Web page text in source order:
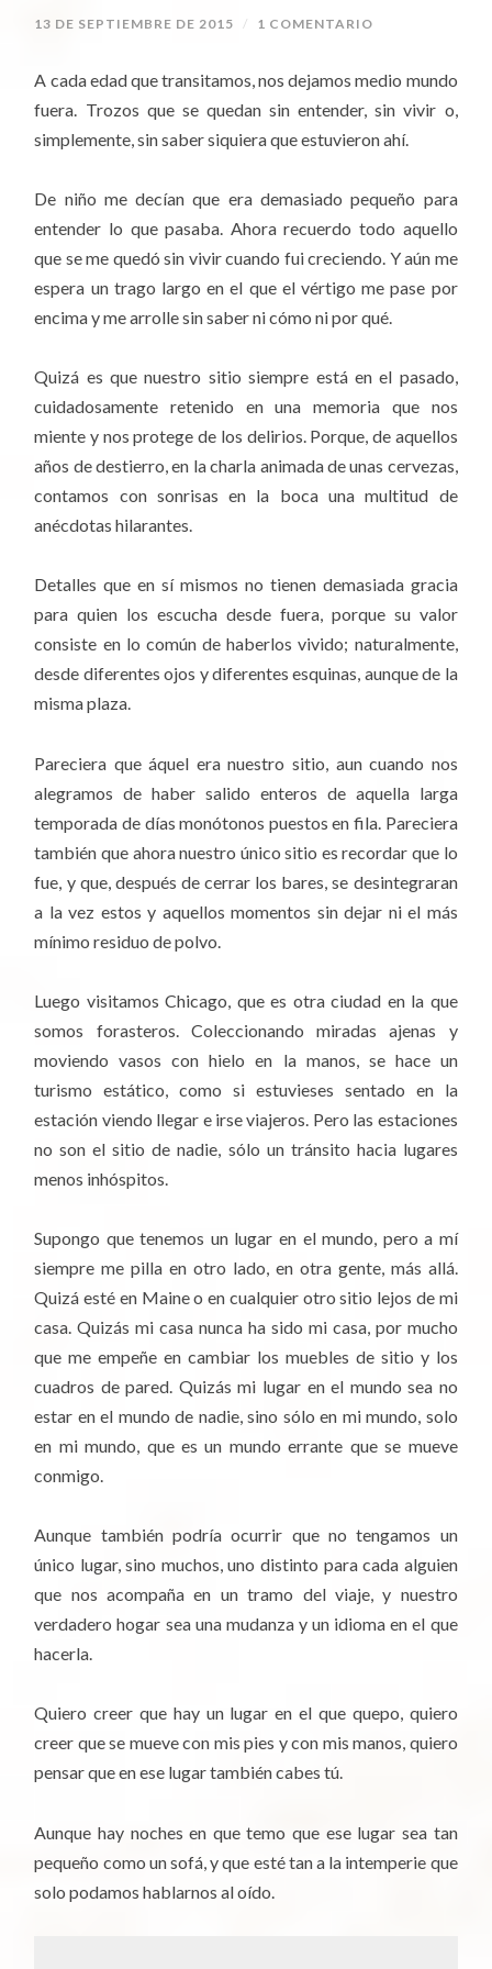
13 DE SEPTIEMBRE DE 2015 / 1 COMENTARIO
A cada edad que transitamos, nos dejamos medio mundo
fuera. Trozos que se quedan sin entender, sin vivir o,
simplemente, sin saber siquiera que estuvieron ahí.
De niño me decían que era demasiado pequeño para
entender lo que pasaba. Ahora recuerdo todo aquello
que se me quedó sin vivir cuando fui creciendo. Y aún me
espera un trago largo en el que el vértigo me pase por
encima y me arrolle sin saber ni cómo ni por qué.
Quizá es que nuestro sitio siempre está en el pasado,
cuidadosamente retenido en una memoria que nos
miente y nos protege de los delirios. Porque, de aquellos
años de destierro, en la charla animada de unas cervezas,
contamos con sonrisas en la boca una multitud de
anécdotas hilarantes.
Detalles que en sí mismos no tienen demasiada gracia
para quien los escucha desde fuera, porque su valor
consiste en lo común de haberlos vivido; naturalmente,
desde diferentes ojos y diferentes esquinas, aunque de la
misma plaza.
Pareciera que áquel era nuestro sitio, aun cuando nos
alegramos de haber salido enteros de aquella larga
temporada de días monótonos puestos en fila. Pareciera
también que ahora nuestro único sitio es recordar que lo
fue, y que, después de cerrar los bares, se desintegraran
a la vez estos y aquellos momentos sin dejar ni el más
mínimo residuo de polvo.
Luego visitamos Chicago, que es otra ciudad en la que
somos forasteros. Coleccionando miradas ajenas y
moviendo vasos con hielo en la manos, se hace un
turismo estático, como si estuvieses sentado en la
estación viendo llegar e irse viajeros. Pero las estaciones
no son el sitio de nadie, sólo un tránsito hacia lugares
menos inhóspitos.
Supongo que tenemos un lugar en el mundo, pero a mí
siempre me pilla en otro lado, en otra gente, más allá.
Quizá esté en Maine o en cualquier otro sitio lejos de mi
casa. Quizás mi casa nunca ha sido mi casa, por mucho
que me empeñe en cambiar los muebles de sitio y los
cuadros de pared. Quizás mi lugar en el mundo sea no
estar en el mundo de nadie, sino sólo en mi mundo, solo
en mi mundo, que es un mundo errante que se mueve
conmigo.
Aunque también podría ocurrir que no tengamos un
único lugar, sino muchos, uno distinto para cada alguien
que nos acompaña en un tramo del viaje, y nuestro
verdadero hogar sea una mudanza y un idioma en el que
hacerla.
Quiero creer que hay un lugar en el que quepo, quiero
creer que se mueve con mis pies y con mis manos, quiero
pensar que en ese lugar también cabes tú.
Aunque hay noches en que temo que ese lugar sea tan
pequeño como un sofá, y que esté tan a la intemperie que
solo podamos hablarnos al oído.